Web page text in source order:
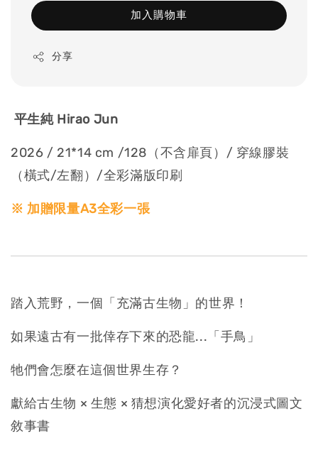
加入購物車
分享
平生純 Hirao Jun
2026 / 21*14 cm /128（不含扉頁）/ 穿線膠裝
（橫式/左翻）/全彩滿版印刷
※ 加贈限量A3全彩一張
踏入荒野，一個「充滿古生物」的世界！
如果遠古有一批倖存下來的恐龍...「手鳥」
牠們會怎麼在這個世界生存？
獻給古生物 × 生態 × 猜想演化愛好者的沉浸式圖文
敘事書